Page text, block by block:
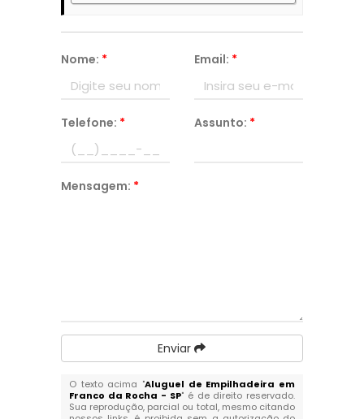
Nome: * Email: *
Telefone: * Assunto: *
Mensagem: *
Enviar
O texto acima "Aluguel de Empilhadeira em
Franco da Rocha - SP" é de direito reservado.
Sua reprodução, parcial ou total, mesmo citando